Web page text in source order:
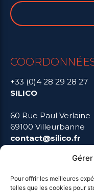
Pour offrir les meilleures
telles que les cookies pour
+33 (0)4 28 29 28 27
SILICO
60 Rue Paul Verlaine
69100 Villeurbanne
contact@silico.fr